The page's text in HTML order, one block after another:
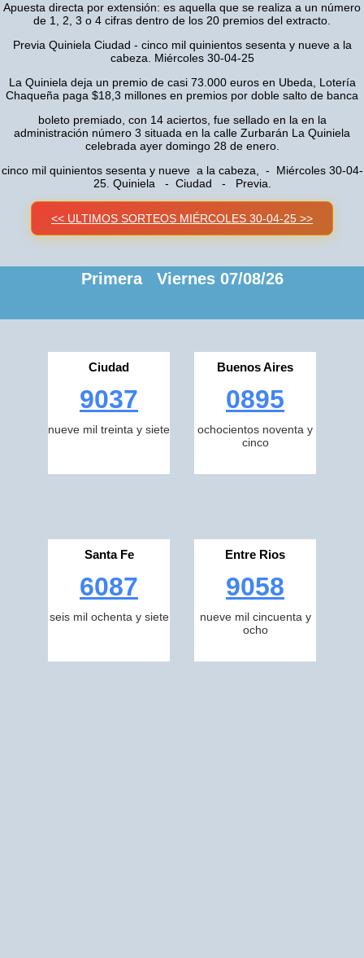
Apuesta directa por extensión: es aquella que se realiza a un número
de 1, 2, 3 o 4 cifras dentro de los 20 premios del extracto.
Previa Quiniela Ciudad - cinco mil quinientos sesenta y nueve a la
cabeza. Miércoles 30-04-25
La Quiniela deja un premio de casi 73.000 euros en Ubeda, Lotería
Chaqueña paga $18,3 millones en premios por doble salto de banca
boleto premiado, con 14 aciertos, fue sellado en la en la
administración número 3 situada en la calle Zurbarán La Quiniela
celebrada ayer domingo 28 de enero.
cinco mil quinientos sesenta y nueve a la cabeza, - Miércoles 30-04-
25. Quiniela - Ciudad - Previa.
<< ULTIMOS SORTEOS MIÉRCOLES 30-04-25 >>
Primera Viernes 07/08/26
Ciudad
9037
nueve mil treinta y siete
Buenos Aires
0895
ochocientos noventa y
cinco
Santa Fe
6087
seis mil ochenta y siete
Entre Rios
9058
nueve mil cincuenta y
ocho